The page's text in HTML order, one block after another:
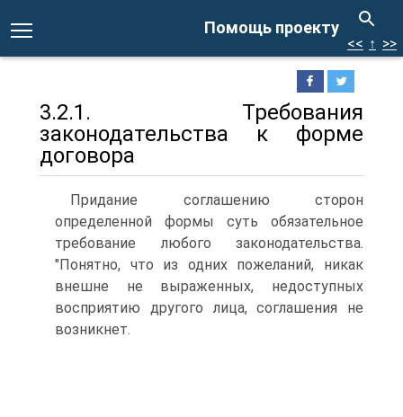
Помощь проекту
<< ↑ >>
3.2.1. Требования
законодательства к форме
договора
Придание соглашению сторон
определенной формы суть обязательное
требование любого законодательства.
"Понятно, что из одних пожеланий, никак
внешне не выраженных, недоступных
восприятию другого лица, соглашения не
возникнет.